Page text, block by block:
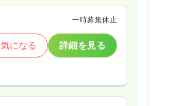
一時募集休止
気になる 詳細を見る